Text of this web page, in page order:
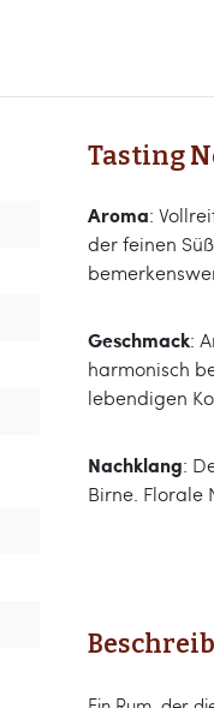
Tasting
Aroma:
der feinen
Geschmack:
harmonisch
lebendigen
Nachklang:
Birne. Florale